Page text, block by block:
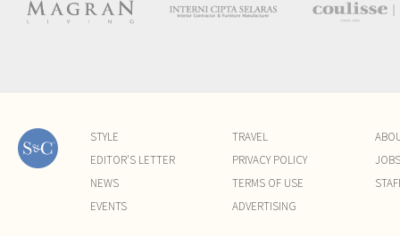
STYLE
EDITOR'S LETTER
NEWS
EVENTS
TRAVEL
PRIVACY POLICY
TERMS OF USE
ADVERTISING
JOBS